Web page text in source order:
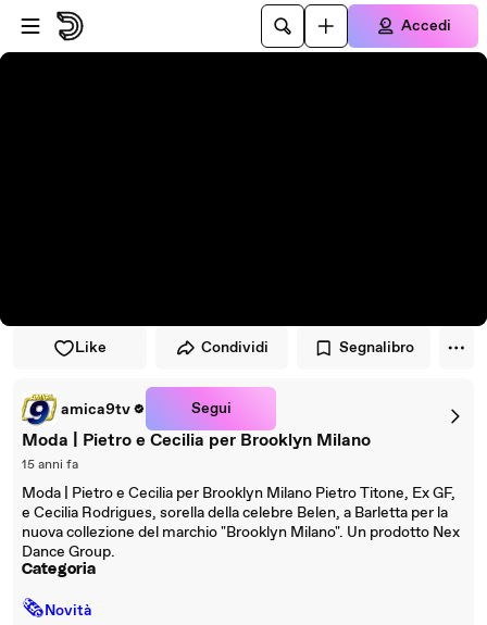
Vai al lettore
Passa al contenuto principale
Accedi
Like Condividi Segnalibro
amica9tv Segui
Moda | Pietro e Cecilia per Brooklyn Milano
15 anni fa
Moda | Pietro e Cecilia per Brooklyn Milano Pietro Titone, Ex GF,
e Cecilia Rodrigues, sorella della celebre Belen, a Barletta per la
nuova collezione del marchio "Brooklyn Milano". Un prodotto Nex
Dance Group.
Categoria
🗞Novità